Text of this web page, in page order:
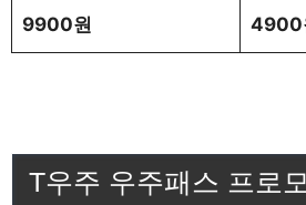
9900원
4900
T우주 우주패스 프로